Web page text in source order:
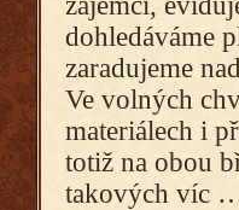
dohledáváme
zaradujeme
Ve volných
materiálech i
totiž na obou
takových víc